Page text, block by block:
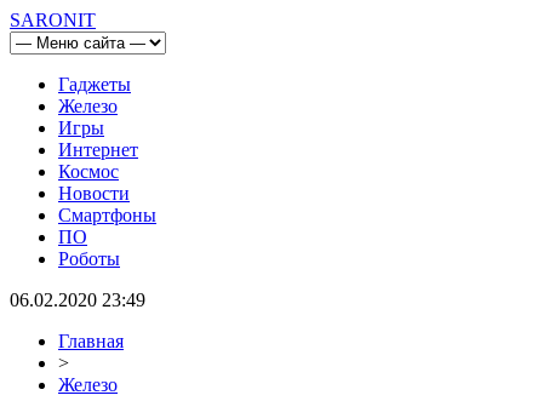
SARONIT
Гаджеты
Железо
Игры
Интернет
Космос
Новости
Смартфоны
ПО
Роботы
06.02.2020 23:49
Главная
>
Железо